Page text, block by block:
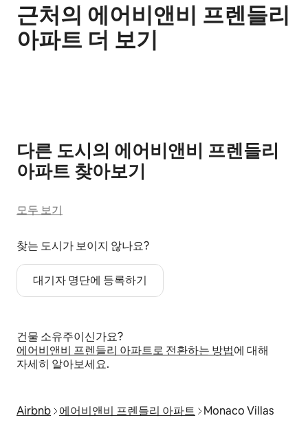
근처의 에어비앤비 프렌들리
아파트 더 보기
다른 도시의 에어비앤비 프렌들리
아파트 찾아보기
모두 보기
찾는 도시가 보이지 않나요?
대기자 명단에 등록하기
건물 소유주이신가요?
에어비앤비 프렌들리 아파트로 전환하는 방법에 대해
자세히 알아보세요.
Airbnb 에어비앤비 프렌들리 아파트 Monaco Villas